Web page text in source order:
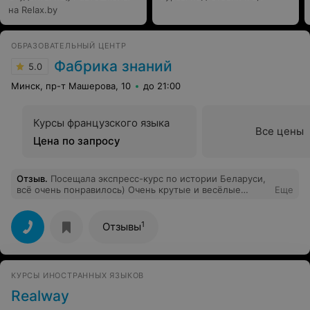
на Relax.by
ОБРАЗОВАТЕЛЬНЫЙ ЦЕНТР
5.0 Фабрика знаний
Минск, пр-т Машерова, 10 до 21:00
Курсы французского языка
Цена по запросу
Все цены
Отзыв. Посещала экспресс-курс по истории Беларуси,
всё очень понравилось) Очень крутые и весёлые
спасибо за подготовку, я довольна результатом
Еще
Отзывы1
КУРСЫ ИНОСТРАННЫХ ЯЗЫКОВ
Realway